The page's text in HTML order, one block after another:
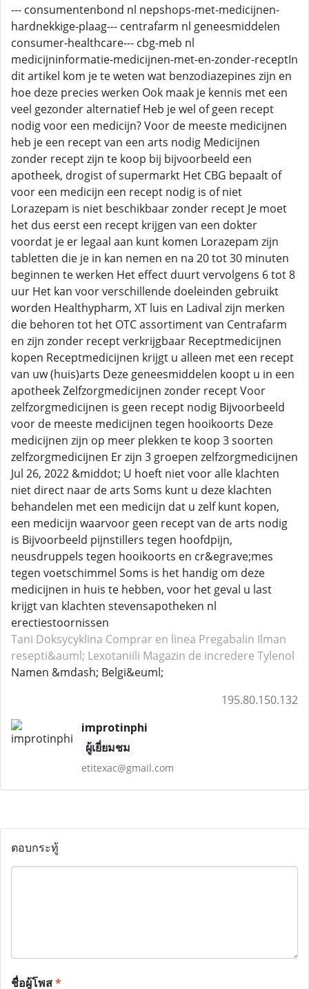
--- consumentenbond nl nepshops-met-medicijnen-
hardnekkige-plaag--- centrafarm nl geneesmiddelen
consumer-healthcare--- cbg-meb nl
medicijninformatie-medicijnen-met-en-zonder-receptIn
dit artikel kom je te weten wat benzodiazepines zijn en
hoe deze precies werken Ook maak je kennis met een
veel gezonder alternatief Heb je wel of geen recept
nodig voor een medicijn? Voor de meeste medicijnen
heb je een recept van een arts nodig Medicijnen
zonder recept zijn te koop bij bijvoorbeeld een
apotheek, drogist of supermarkt Het CBG bepaalt of
voor een medicijn een recept nodig is of niet
Lorazepam is niet beschikbaar zonder recept Je moet
het dus eerst een recept krijgen van een dokter
voordat je er legaal aan kunt komen Lorazepam zijn
tabletten die je in kan nemen en na 20 tot 30 minuten
beginnen te werken Het effect duurt vervolgens 6 tot 8
uur Het kan voor verschillende doeleinden gebruikt
worden Healthypharm, XT luis en Ladival zijn merken
die behoren tot het OTC assortiment van Centrafarm
en zijn zonder recept verkrijgbaar Receptmedicijnen
kopen Receptmedicijnen krijgt u alleen met een recept
van uw (huis)arts Deze geneesmiddelen koopt u in een
apotheek Zelfzorgmedicijnen zonder recept Voor
zelfzorgmedicijnen is geen recept nodig Bijvoorbeeld
voor de meeste medicijnen tegen hooikoorts Deze
medicijnen zijn op meer plekken te koop 3 soorten
zelfzorgmedicijnen Er zijn 3 groepen zelfzorgmedicijnen
Jul 26, 2022 &middot; U hoeft niet voor alle klachten
niet direct naar de arts Soms kunt u deze klachten
behandelen met een medicijn dat u zelf kunt kopen,
een medicijn waarvoor geen recept van de arts nodig
is Bijvoorbeeld pijnstillers tegen hoofdpijn,
neusdruppels tegen hooikoorts en cr&egrave;mes
tegen voetschimmel Soms is het handig om deze
medicijnen in huis te hebben, voor het geval u last
krijgt van klachten stevensapotheken nl
erectiestoornissen
Tani Doksycyklina Comprar en linea Pregabalin Ilman
resepti&auml; Lexotaniili Magazin de incredere Tylenol
Namen &mdash; Belgi&euml;
195.80.150.132
improtinphi
ผู้เยี่ยมชม
etitexac@gmail.com
ตอบกระทู้
ชื่อผู้โพส*